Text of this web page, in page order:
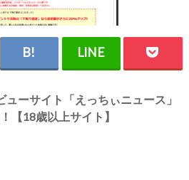
ーサイト「えっちぃニュース」
【18歳以上サイト】